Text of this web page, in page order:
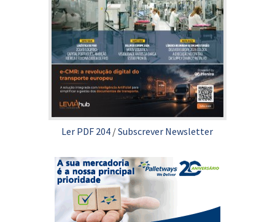
Ler PDF 204 /Subscrever Newsletter